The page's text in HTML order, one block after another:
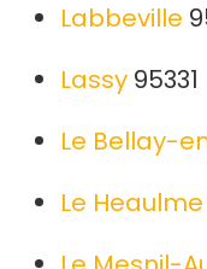
Labbeville
Lassy 95331
Le Bellay-
Le Heaulme